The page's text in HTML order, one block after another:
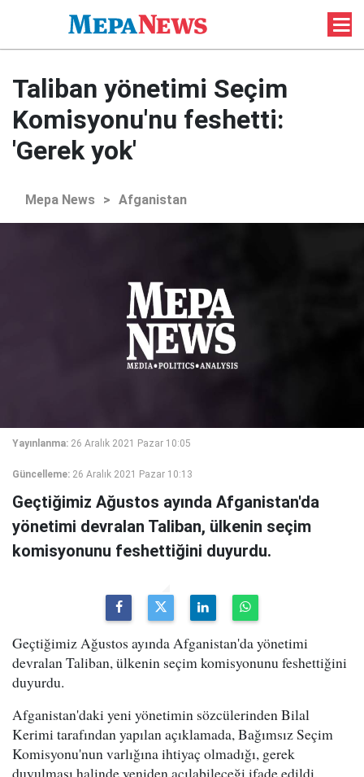
Taliban yönetimi Seçim
Komisyonu'nu feshetti:
'Gerek yok'
Mepa News > Afganistan
Yayınlanma: 26 Aralık 2021 Pazar 10:05
Güncelleme: 26 Aralık 2021 Pazar 10:13
Geçtiğimiz Ağustos ayında Afganistan'da
yönetimi devralan Taliban, ülkenin seçim
komisyonunu feshettiğini duyurdu.
Geçtiğimiz Ağustos ayında Afganistan'da yönetimi
devralan Taliban, ülkenin seçim komisyonunu feshettiğini
duyurdu.
Afganistan'daki yeni yönetimin sözcülerinden Bilal
Kerimi tarafından yapılan açıklamada, Bağımsız Seçim
Komisyonu'nun varlığına ihtiyaç olmadığı, gerek
duyulması halinde yeniden açılabileceği ifade edildi.